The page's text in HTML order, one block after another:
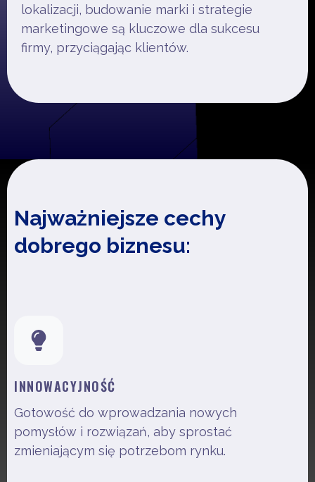
lokalizacji, budowanie marki i strategie
marketingowe są kluczowe dla sukcesu
firmy, przyciągając klientów.
Najważniejsze cechy
dobrego biznesu:
INNOWACYJNOŚĆ
Gotowość do wprowadzania nowych
pomysłów i rozwiązań, aby sprostać
zmieniającym się potrzebom rynku.